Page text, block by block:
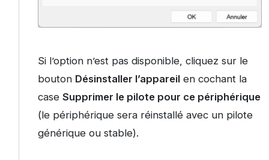
Si l’option n’est pas disponible, cliquez sur le
bouton Désinstaller l’appareilen cochant la
case Supprimer le pilote pour ce périphérique
(le périphérique sera réinstallé avec un pilote
générique ou stable).